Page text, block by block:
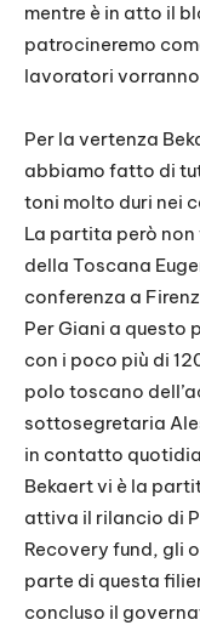
mentre è in atto il
patrocineremo
lavoratori
Per la vertenza
abbiamo fatto di
toni molto duri nei
La partita però non
della Toscana
conferenza a
Per Giani a questo
con i poco più di
polo toscano
sottosegretaria
in contatto
Bekaert vi è la
attiva il rilancio di
Recovery fund, gli
parte di questa
concluso il